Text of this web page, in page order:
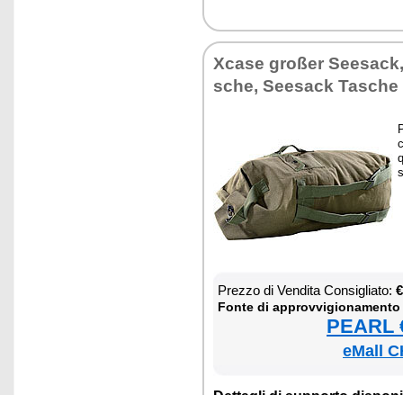
Xca­se großer
sche, See­sack Ta­sche
Prez­zo di Ven­di­ta Con­si­glia­to:
Fon­te di ap­prov­vi­gio­na­men­to
PEARL
eMall